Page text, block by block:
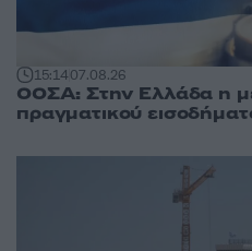
15:1407.08.26
ΟΟΣΑ: Στην Ελλάδα η
πραγματικού